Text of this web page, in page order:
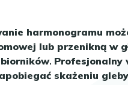
harmonogramu
lub przenikną w
. Profesjonalny
skażeniu